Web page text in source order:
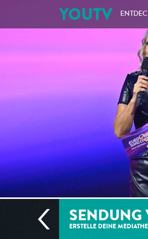
YOUTV
SENDUNG
ERSTELLE DEINE